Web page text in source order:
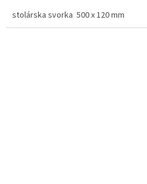
stolárska svorka 500 x 120 mm